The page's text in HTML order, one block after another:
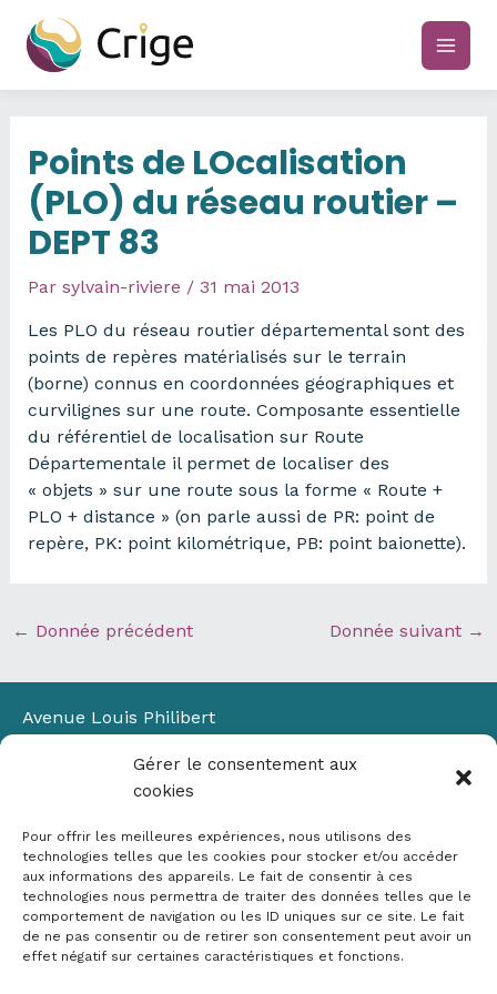
Gérer le consentement aux
cookies
Pour offrir les meilleures expériences, nous utilisons des
technologies telles que les cookies pour stocker et/ou accéder
aux informations des appareils. Le fait de consentir à ces
technologies nous permettra de traiter des données telles que le
comportement de navigation ou les ID uniques sur ce site. Le fait
de ne pas consentir ou de retirer son consentement peut avoir un
effet négatif sur certaines caractéristiques et fonctions.
contenu
main
Points de LOcalisation
(PLO) du réseau routier –
DEPT 83
Par sylvain-riviere / 31 mai 2013
Les PLO du réseau routier départemental sont des
points de repères matérialisés sur le terrain
(borne) connus en coordonnées géographiques et
curvilignes sur une route. Composante essentielle
du référentiel de localisation sur Route
Départementale il permet de localiser des
« objets » sur une route sous la forme « Route +
PLO + distance » (on parle aussi de PR: point de
repère, PK: point kilométrique, PB: point baionette).
← Donnée précédent Donnée suivant →
Avenue Louis Philibert
Bâtiment Laennec
13100 Aix-en-Provence
✉ contact@crige-paca.org